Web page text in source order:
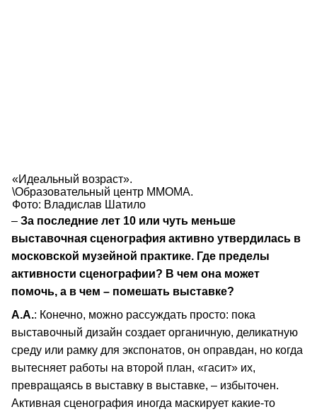
«Идеальный возраст».
\Образовательный центр MMOMA.
Фото: Владислав Шатило
– За последние лет 10 или чуть меньше
выставочная сценография активно утвердилась в
московской музейной практике. Где пределы
активности сценографии? В чем она может
помочь, а в чем – помешать выставке?
А.А.: Конечно, можно рассуждать просто: пока
выставочный дизайн создает органичную, деликатную
среду или рамку для экспонатов, он оправдан, но когда
вытесняет работы на второй план, «гасит» их,
превращаясь в выставку в выставке, – избыточен.
Активная сценография иногда маскирует какие-то